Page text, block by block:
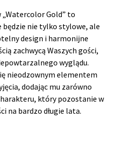
Gold” to
będzie nie tylko stylowe, ale
design i harmonijne
zachwycą Waszych gości,
wyglądu.
nieodzownym elementem
dodając mu zarówno
który pozostanie w
na bardzo długie lata.